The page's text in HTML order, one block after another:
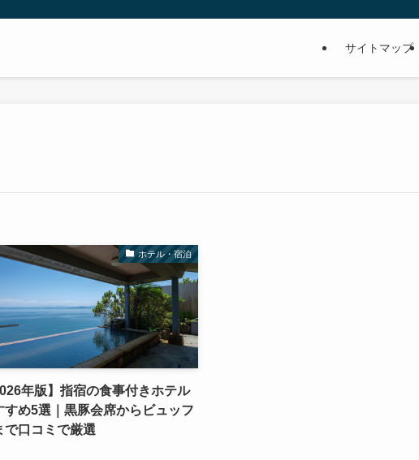
サイトマップ
ホテル・宿泊
年版】指宿の食事付きホテル
すめ5選｜黒豚会席からビュッフ
で口コミで厳選